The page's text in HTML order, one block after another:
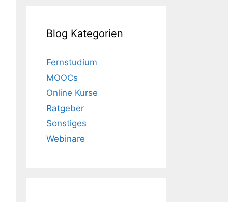
Blog Kategorien
Fernstudium
MOOCs
Online Kurse
Ratgeber
Sonstiges
Webinare